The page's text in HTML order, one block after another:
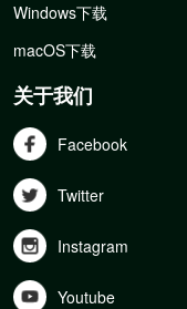
Windows下载
macOS下载
关于我们
Facebook
Twitter
Instagram
Youtube